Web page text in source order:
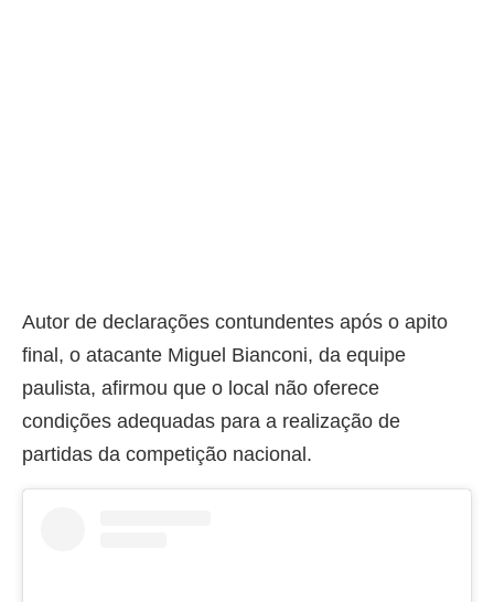
Autor de declarações contundentes após o apito
final, o atacante Miguel Bianconi, da equipe
paulista, afirmou que o local não oferece
condições adequadas para a realização de
partidas da competição nacional.